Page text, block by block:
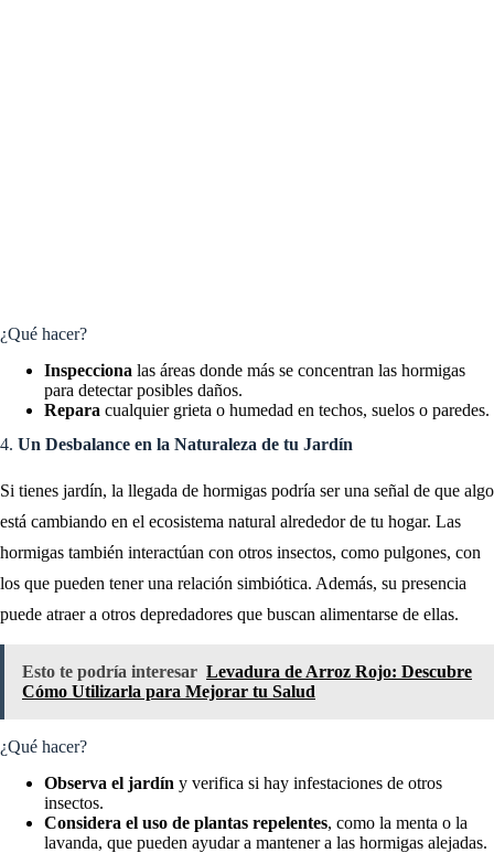
¿Qué hacer?
Inspecciona las áreas donde más se concentran las hormigas
para detectar posibles daños.
Repara cualquier grieta o humedad en techos, suelos o paredes.
4. Un Desbalance en la Naturaleza de tu Jardín
Si tienes jardín, la llegada de hormigas podría ser una señal de que algo
está cambiando en el ecosistema natural alrededor de tu hogar. Las
hormigas también interactúan con otros insectos, como pulgones, con
los que pueden tener una relación simbiótica. Además, su presencia
puede atraer a otros depredadores que buscan alimentarse de ellas.
Esto te podría interesar Levadura de Arroz Rojo: Descubre
Cómo Utilizarla para Mejorar tu Salud
¿Qué hacer?
Observa el jardín y verifica si hay infestaciones de otros
insectos.
Considera el uso de plantas repelentes, como la menta o la
lavanda, que pueden ayudar a mantener a las hormigas alejadas.